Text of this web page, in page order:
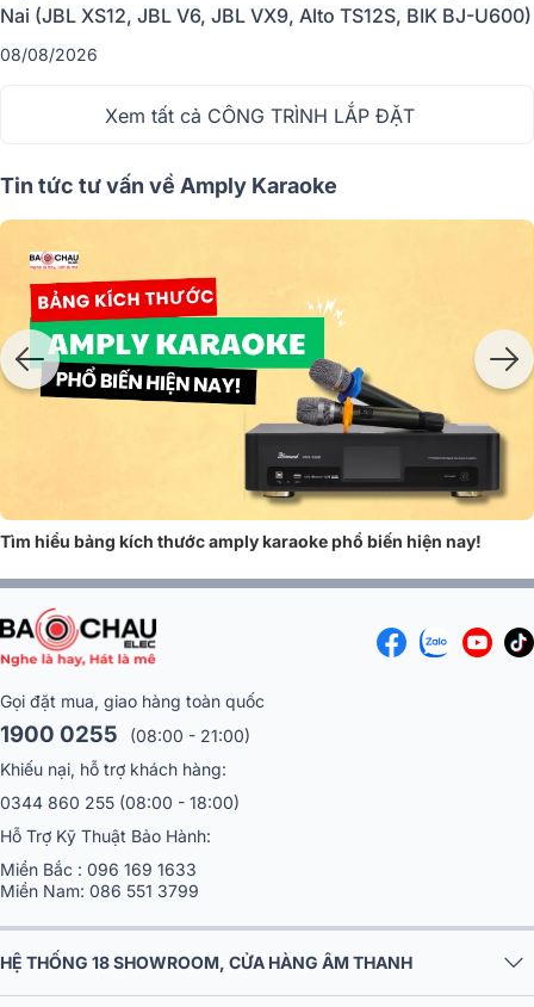
1. Tầm quan trọng của amply karaoke?
Cải thiện chất lượng âm thanh
Amply karaoke giúp tối ưu hóa chất lượng âm thanh cho bộ
karaoke gia đình, mang lại trải nghiệm hát karaoke chuyên nghiệp.
Bằng cách khuếch đại tín hiệu âm thanh và cân chỉnh các dải tần số như
bass, treble, mid, amply giúp âm thanh phát ra rõ ràng, chi tiết và mạnh
nhận được từng âm sắc trong bài hát một cách chân thực.
Nai (JBL XS12, JBL V6, JBL VX9, Alto TS12S, BIK BJ-U600)
08/08/2026
Xem tất cả CÔNG TRÌNH LẮP ĐẶT
Tin tức tư vấn về Amply Karaoke
Tìm hiểu bảng kích thước amply karaoke phổ biến hiện nay!
Gọi đặt mua, giao hàng toàn quốc
1900 0255
(08:00 - 21:00)
Khiếu nại, hỗ trợ khách hàng:
0344 860 255 (08:00 - 18:00)
Hỗ Trợ Kỹ Thuật Bảo Hành:
Miền Bắc : 096 169 1633
Miền Nam: 086 551 3799
HỆ THỐNG 18 SHOWROOM, CỬA HÀNG ÂM THANH